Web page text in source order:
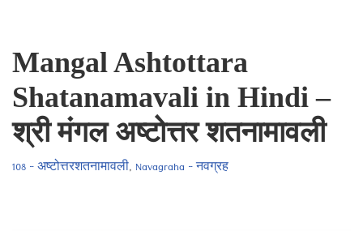
Mangal Ashtottara
Shatanamavali in Hindi –
श्री मंगल अष्टोत्तर शतनामावली
108 - अष्टोत्तरशतनामावली, Navagraha - नवग्रह